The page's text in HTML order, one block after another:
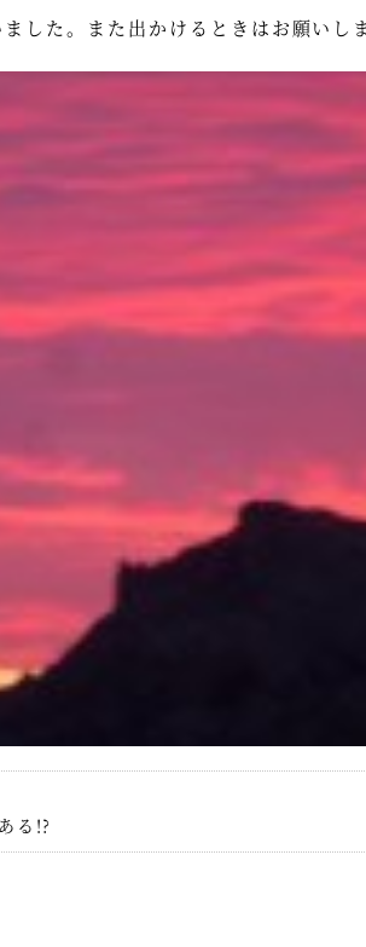
した。また出かけるときはお願いし
る!?